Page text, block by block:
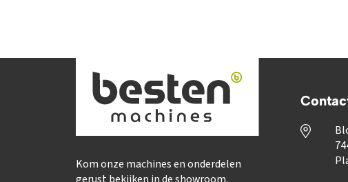
Kom onze machines en onderdelen